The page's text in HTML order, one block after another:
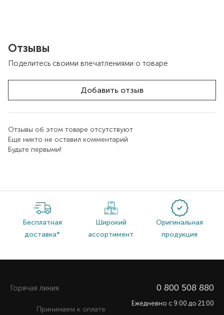
Отзывы
Поделитесь своими впечатлениями о товаре
Добавить отзыв
Отзывы об этом товаре отсутствуют
Еще никто не оставил комментарий
Будьте первыми!
Бесплатная
доставка*
Широкий
ассортимент
Оригинальная
продукция
Горячая линия 0 800 508 880
Ежедневно c 9:00 до 21:00
Принимаем к оплате